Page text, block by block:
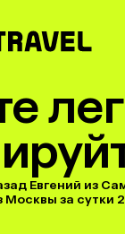
Евгений из
за сутки 2